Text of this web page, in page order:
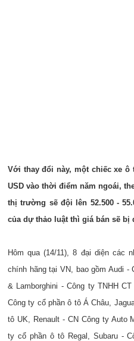
Với thay đổi này, một chiếc xe
USD vào thời điểm năm ngoái,
thị trường sẽ đội lên 52.500 -
của dự thảo luật thì giá bán sẽ bị
Hôm qua (14/11), 8 đại diện các
chính hãng tại VN, bao gồm Audi -
& Lamborghini - Công ty TNHH
Công ty cổ phần ô tô Á Châu,
tô UK, Renault - CN Công ty Auto
ty cổ phần ô tô Regal, Subaru -